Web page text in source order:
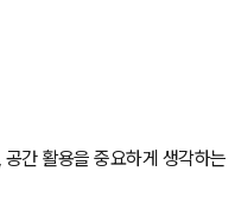
간 활용을 중요하게 생각하는